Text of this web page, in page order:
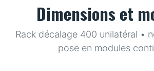
Dimensions et
Rack décalage 400 unilatéral •
pose en modules